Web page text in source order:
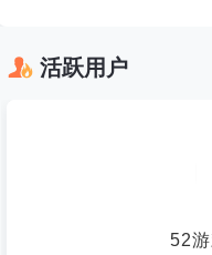
活跃用户
52